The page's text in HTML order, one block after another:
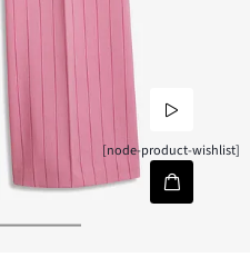
[node-product-wishlist]